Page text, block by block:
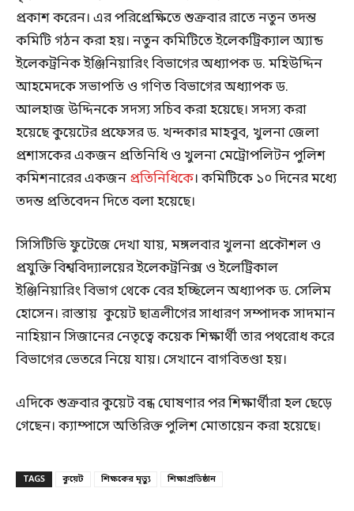
প্রকাশ করেন। এর পরিপ্রেক্ষিতে শুক্রবার রাতে নতুন তদন্ত
কমিটি গঠন করা হয়। নতুন কমিটিতে ইলেকট্রিক্যাল অ্যান্ড
ইলেকট্রনিক ইঞ্জিনিয়ারিং বিভাগের অধ্যাপক ড. মহিউদ্দিন
আহমেদকে সভাপতি ও গণিত বিভাগের অধ্যাপক ড.
আলহাজ উদ্দিনকে সদস্য সচিব করা হয়েছে। সদস্য করা
হয়েছে কুয়েটের প্রফেসর ড. খন্দকার মাহবুব, খুলনা জেলা
প্রশাসকের একজন প্রতিনিধি ও খুলনা মেট্রোপলিটন পুলিশ
কমিশনারের একজন প্রতিনিধিকে। কমিটিকে ১০ দিনের মধ্যে
তদন্ত প্রতিবেদন দিতে বলা হয়েছে।
সিসিটিভি ফুটেজে দেখা যায়, মঙ্গলবার খুলনা প্রকৌশল ও
প্রযুক্তি বিশ্ববিদ্যালয়ের ইলেকট্রনিক্স ও ইলেট্রিকাল
ইঞ্জিনিয়ারিং বিভাগ থেকে বের হচ্ছিলেন অধ্যাপক ড. সেলিম
হোসেন। রাস্তায় কুয়েট ছাত্রলীগের সাধারণ সম্পাদক সাদমান
নাহিয়ান সিজানের নেতৃত্বে কয়েক শিক্ষার্থী তার পথরোধ করে
বিভাগের ভেতরে নিয়ে যায়। সেখানে বাগবিতণ্ডা হয়।
এদিকে শুক্রবার কুয়েট বন্ধ ঘোষণার পর শিক্ষার্থীরা হল ছেড়ে
গেছেন। ক্যাম্পাসে অতিরিক্ত পুলিশ মোতায়েন করা হয়েছে।
TAGS কুয়েট শিক্ষকের মৃত্যু শিক্ষাপ্রতিষ্ঠান